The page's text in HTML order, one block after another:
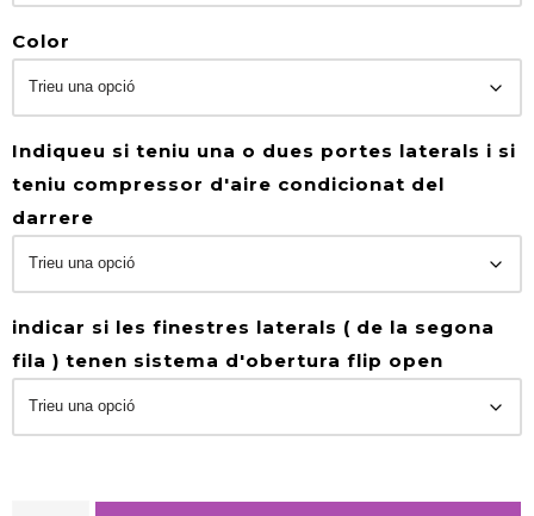
Color
Indiqueu si teniu una o dues portes laterals i si
teniu compressor d'aire condicionat del
darrere
indicar si les finestres laterals ( de la segona
fila ) tenen sistema d'obertura flip open